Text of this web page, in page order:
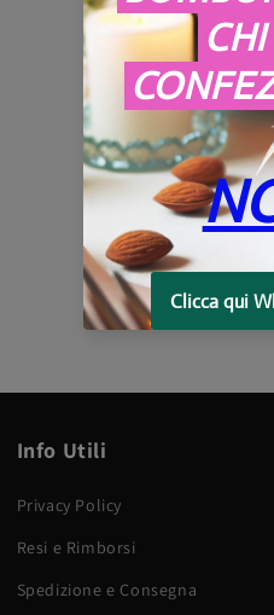
Info Utili
Privacy Policy
Resi e Rimborsi
Spedizione e Consegna